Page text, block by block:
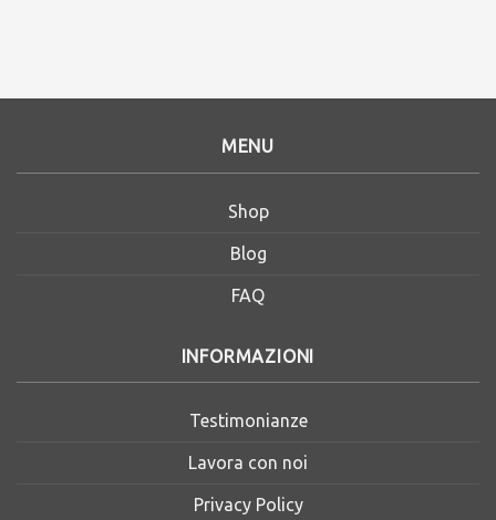
MENU
Shop
Blog
FAQ
INFORMAZIONI
Testimonianze
Lavora con noi
Privacy Policy